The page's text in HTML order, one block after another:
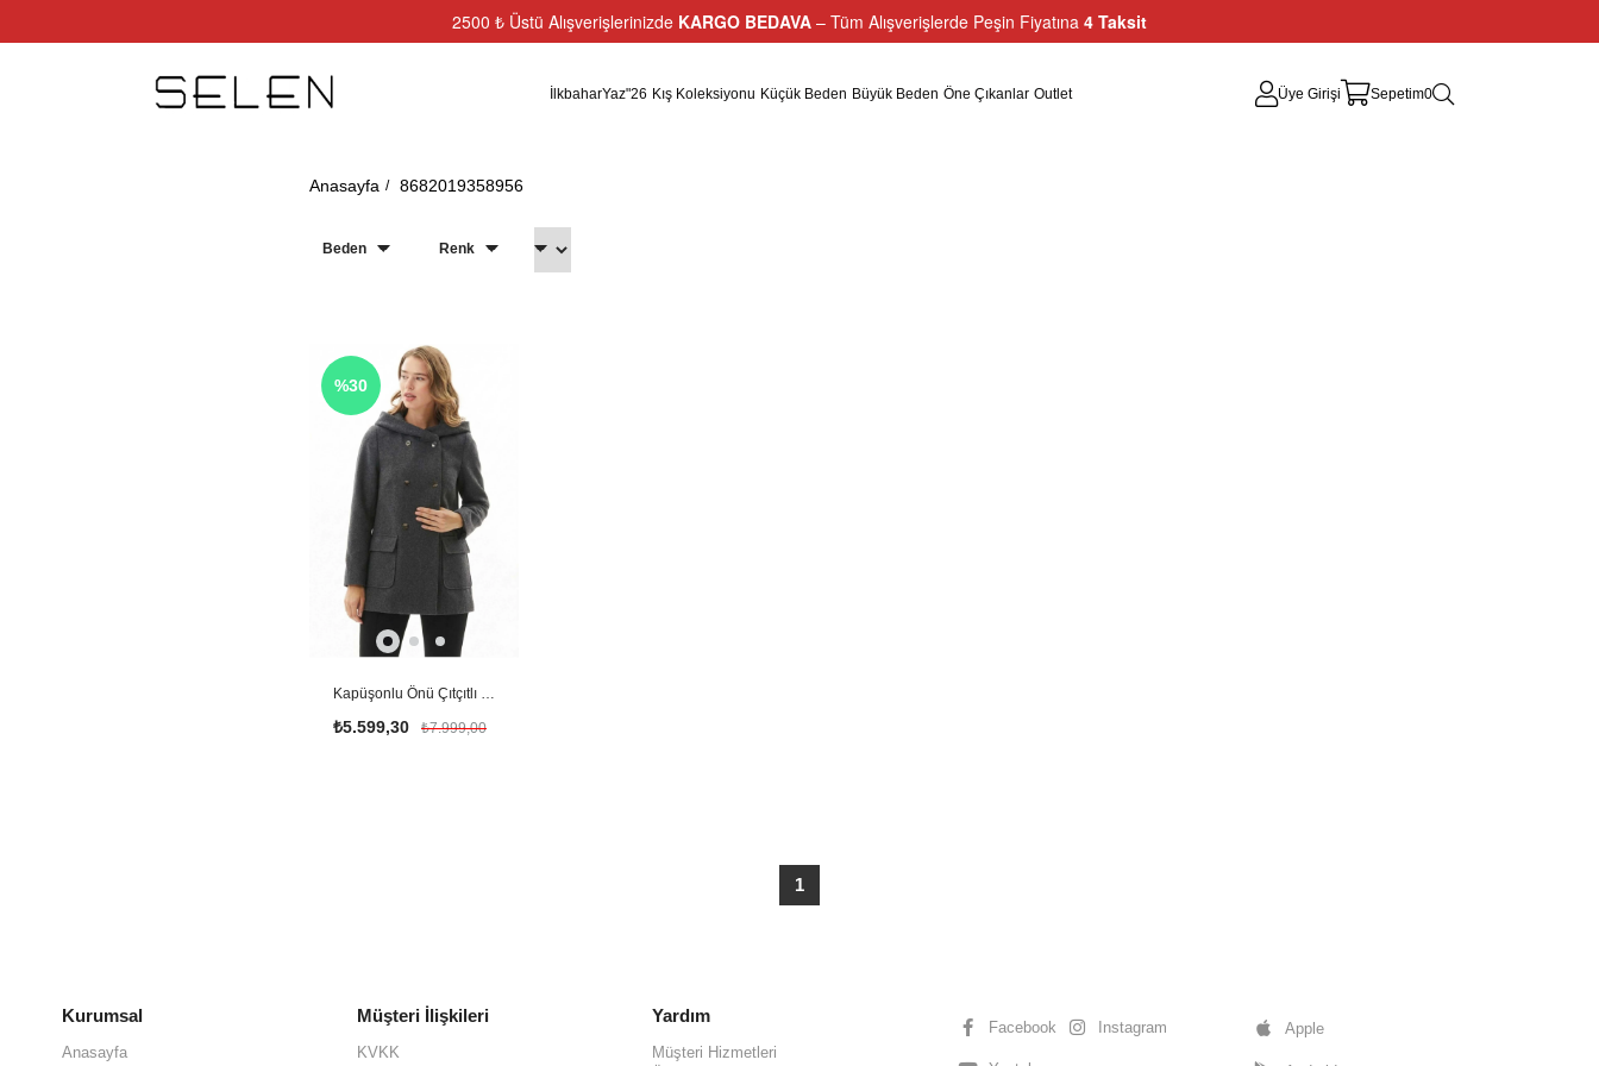
2500 ₺ Üstü Alışverişlerinizde KARGO BEDAVA – Tüm Alışverişlerde Peşin Fiyatına 4 Taksit
İlkbaharYaz"26 Kış Koleksiyonu Küçük Beden Büyük Beden Öne Çıkanlar Outlet Üye Girişi Sepetim0
Anasayfa 8682019358956
Beden Renk
%30
Kapüşonlu Önü Çıtçıtlı Kaban / ANTRASİT
₺5.599,30 ₺7.999,00
1
Kurumsal
Anasayfa
Müşteri İlişkileri
KVKK
Yardım
Müşteri Hizmetleri
Facebook Instagram Apple